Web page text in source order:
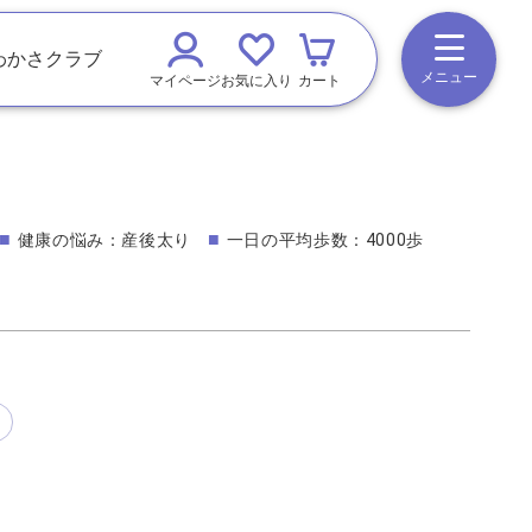
かさクラブ
マイページお気に入り カート メニュー
健康の悩み：産後太り
一日の平均歩数：4000歩